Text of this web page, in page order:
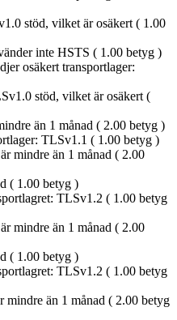
stöd, vilket är osäkert ( 1.00
inte HSTS ( 1.00 betyg )
osäkert transportlager:
stöd, vilket är osäkert (
än 1 månad ( 2.00 betyg )
TLSv1.1 ( 1.00 betyg )
mindre än 1 månad ( 2.00
( 1.00 betyg )
TLSv1.2 ( 1.00 betyg
mindre än 1 månad ( 2.00
( 1.00 betyg )
TLSv1.2 ( 1.00 betyg
än 1 månad ( 2.00 betyg